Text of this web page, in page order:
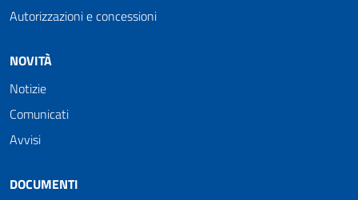
Autorizzazioni e concessioni
NOVITÀ
Notizie
Comunicati
Avvisi
DOCUMENTI